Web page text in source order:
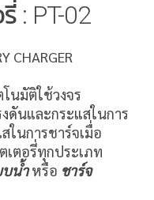
: PT-02
CHARGER
นมัติใช้วงจร
ดันและกระแสในการ
ในการชาร์จเมื่อ
เตอรี่ทุกประเภท
น้ำหรือ ชาร์จ